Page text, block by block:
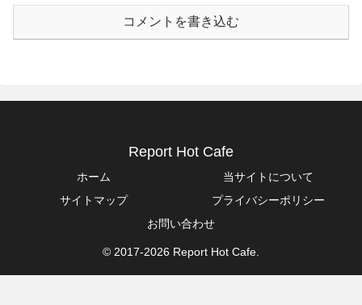
コメントを書き込む
Report Hot Cafe
ホーム
当サイトについて
サイトマップ
プライバシーポリシー
お問い合わせ
© 2017-2026 Report Hot Cafe.